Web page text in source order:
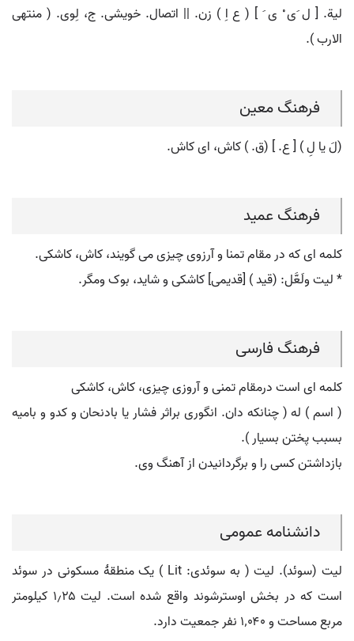
لیة. [ ل َی ْ ی َ ] ( ع اِ ) زن. || اتصال. خویشی. ج، لِوی. ( منتهی
الارب ).
فرهنگ معین
(لَ یا لِ ) [ ع. ] (ق. ) کاش، ای کاش.
فرهنگ عمید
کلمه ای که در مقام تمنا و آرزوی چیزی می گویند، کاش، کاشکی.
* لیت ولَعَّل: (قید ) [قدیمی] کاشکی و شاید، بوک ومگر.
فرهنگ فارسی
کلمه ای است درمقام تمنی و آروزی چیزی، کاش، کاشکی
( اسم ) له ( چنانکه دان. انگوری براثر فشار یا بادنحان و کدو و بامیه
بسبب پختن بسیار ).
بازداشتن کسی را و برگردانیدن از آهنگ وی.
دانشنامه عمومی
لیت (سوئد). لیت ( به سوئدی: Lit ) یک منطقهٔ مسکونی در سوئد
است که در بخش اوسترشوند واقع شده است. لیت ۱٫۲۵ کیلومتر
مربع مساحت و ۱٬۰۴۰ نفر جمعیت دارد.